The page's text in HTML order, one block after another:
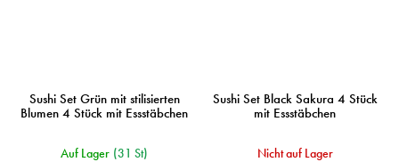
Sushi Set Grün mit stilisierten
Blumen 4 Stück mit Essstäbchen
Auf Lager (31 St)
Sushi Set Black Sakura 4 Stück
mit Essstäbchen
Nicht auf Lager